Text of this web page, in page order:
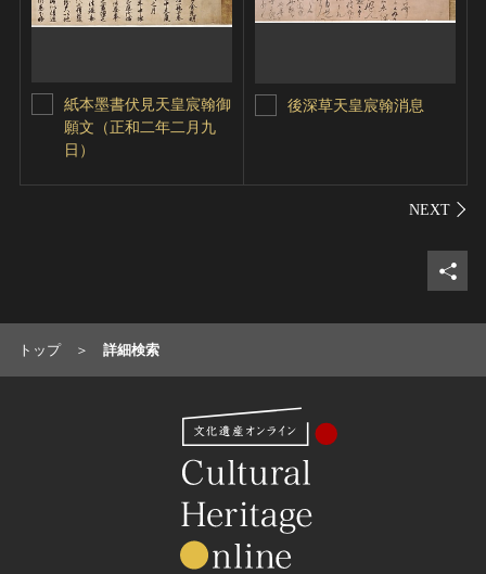
紙本墨書伏見天皇宸翰御
願文（正和二年二月九
日）
後深草天皇宸翰消息
シェ
トップ 詳細検索